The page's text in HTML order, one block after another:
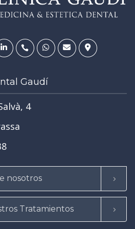
Gaudí
4
nosotros
Tratamientos
ORAL
Y LA SALUD DE TU BOCA
grave y cuándo conviene